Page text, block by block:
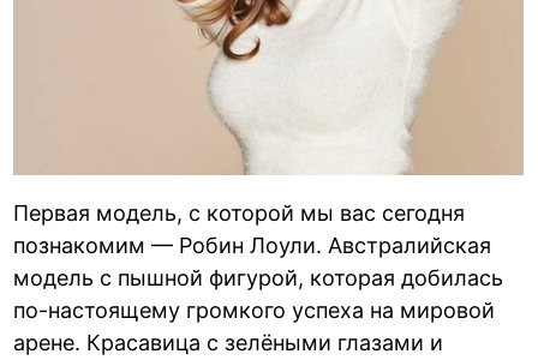
Первая модель, с которой мы вас сегодня
познакомим — Робин Лоули. Австралийская
модель с пышной фигурой, которая добилась
по-настоящему громкого успеха на мировой
арене. Красавица с зелёными глазами и